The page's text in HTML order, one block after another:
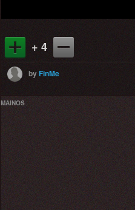
+ 4
byFinMe
MAINOS